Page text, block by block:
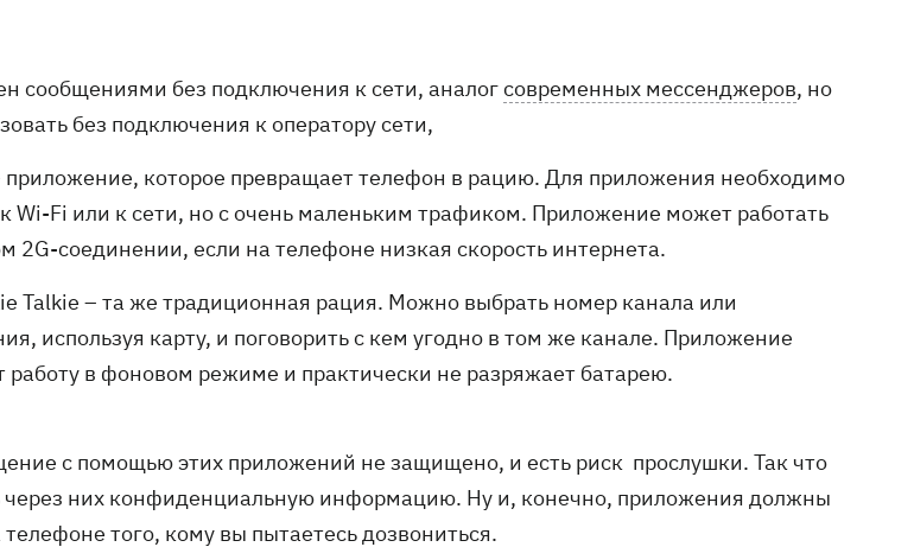
сообщениями без подключения к сети, аналогсовременных мессенджеров, но
без подключения к оператору сети,
приложение, которое превращает телефон в рацию. Для приложения необходимо
Wi-Fi или к сети, но с очень маленьким трафиком. Приложение может работать
2G-соединении, если на телефоне низкая скорость интернета.
Talkie – та же традиционная рация. Можно выбрать номер канала или
используя карту, и поговорить с кем угодно в том же канале. Приложение
работу в фоновом режиме и практически не разряжает батарею.
с помощью этих приложений не защищено, и есть риск прослушки. Так что
через них конфиденциальную информацию. Ну и, конечно, приложения должны
того, кому вы пытаетесь дозвониться.